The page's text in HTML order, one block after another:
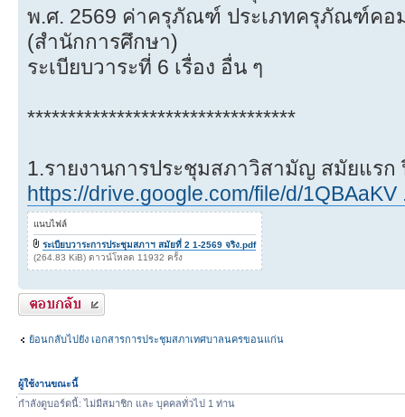
พ.ศ. 2569 ค่าครุภัณฑ์ ประเภทครุภัณฑ์คอ
(สำนักการศึกษา)
ระเบียบวาระที่ 6 เรื่อง อื่น ๆ
*********************************
1.รายงานการประชุมสภาวิสามัญ สมัยแรก
https://drive.google.com/file/d/1QBAaKV
แนบไฟล์
ระเบียบวาระการประชุมสภาฯ สมัยที่ 2 1-2569 จริง.pdf
(264.83 KiB) ดาวน์โหลด 11932 ครั้ง
ตอบกระทู้
ย้อนกลับไปยัง เอกสารการประชุมสภาเทศบาลนครขอนแก่น
ผู้ใช้งานขณะนี้
่กำลังดูบอร์ดนี้: ไม่มีสมาชิก และ บุคคลทั่วไป 1 ท่าน